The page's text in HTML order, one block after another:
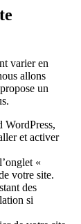
varier en
allons
un
WordPress,
et activer
«
votre site.
des
si